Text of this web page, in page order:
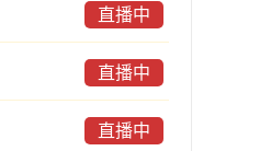
直播中
直播中
直播中